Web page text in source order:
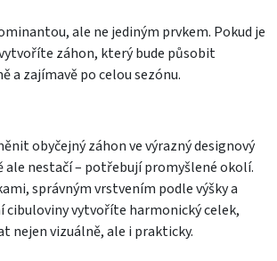
ale ne jediným prvkem. Pokud je
záhon, který bude působit
a zajímavě po celou sezónu.
obyčejný záhon ve výrazný designový
ale nestačí – potřebují promyšlené okolí.
správným vrstvením podle výšky a
cibuloviny vytvoříte harmonický celek,
nejen vizuálně, ale i prakticky.